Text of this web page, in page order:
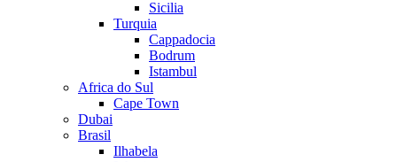
Sicilia
Turquia
Cappadocia
Bodrum
Istambul
Africa do Sul
Cape Town
Dubai
Brasil
Ilhabela